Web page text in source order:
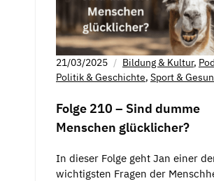
21/03/2025 Bildung & Kultur,
Politik & Geschichte, Sport &
Folge 210 – Sind dumme
Menschen glücklicher?
In dieser Folge geht Jan einer
wichtigsten Fragen der